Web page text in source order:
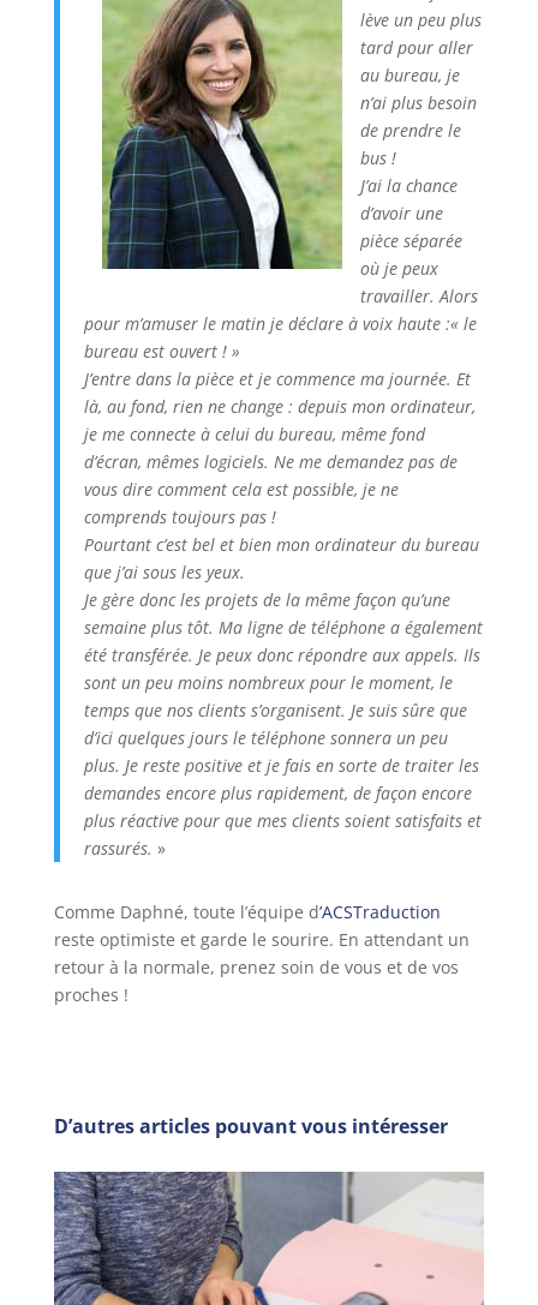
lève un peu plus
tard pour aller
au bureau, je
n’ai plus besoin
de prendre le
bus !
J’ai la chance
d’avoir une
pièce séparée
où je peux
travailler. Alors
pour m’amuser le matin je déclare à voix haute :« le
bureau est ouvert ! »
J’entre dans la pièce et je commence ma journée. Et
là, au fond, rien ne change : depuis mon ordinateur,
je me connecte à celui du bureau, même fond
d’écran, mêmes logiciels. Ne me demandez pas de
vous dire comment cela est possible, je ne
comprends toujours pas !
Pourtant c’est bel et bien mon ordinateur du bureau
que j’ai sous les yeux.
Je gère donc les projets de la même façon qu’une
semaine plus tôt. Ma ligne de téléphone a également
été transférée. Je peux donc répondre aux appels. Ils
sont un peu moins nombreux pour le moment, le
temps que nos clients s’organisent. Je suis sûre que
d’ici quelques jours le téléphone sonnera un peu
plus. Je reste positive et je fais en sorte de traiter les
demandes encore plus rapidement, de façon encore
plus réactive pour que mes clients soient satisfaits et
rassurés. »
Comme Daphné, toute l’équipe d’ACSTraduction
reste optimiste et garde le sourire. En attendant un
retour à la normale, prenez soin de vous et de vos
proches !
D’autres articles pouvant vous intéresser